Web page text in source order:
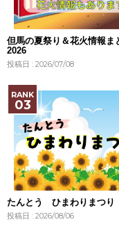
但馬の夏祭り＆花火情報ま
2026
投稿日 : 2026/07/08
たんとう ひまわりまつり
投稿日 : 2026/08/06